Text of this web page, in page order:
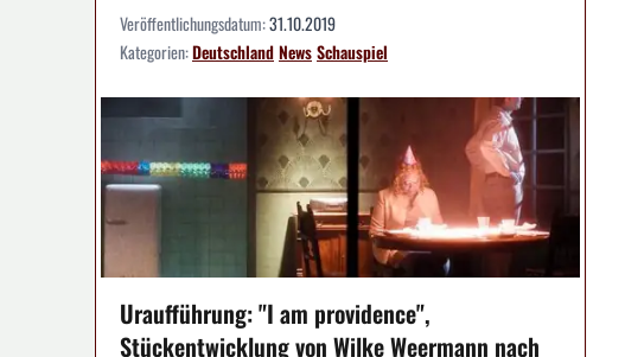
Veröffentlichungsdatum:31.10.2019
Kategorien:DeutschlandNewsSchauspiel
Uraufführung: "I am providence",
Stückentwicklung von Wilke Weermann nach